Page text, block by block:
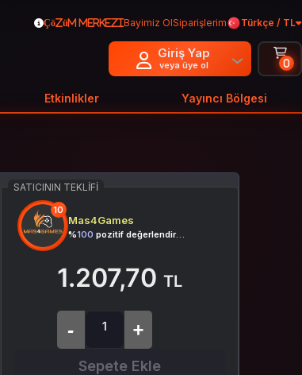
Çözüm MerkeziBayimiz OlSiparişlerim Türkçe / TL
Giriş Yap
veya üye ol 0
Etkinlikler Yayıncı Bölgesi
SATICININ TEKLIFI
10
Mas4Games
%100 pozitif değerlendirme
1.207,70 TL
Sepete Ekle